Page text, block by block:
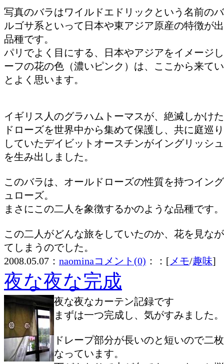
写真のバラはワイルドエドリックという名前の
ルゴサ系といって日本や東アジア原産の特徴が
品種です。
パリでよく目にする、日本やアジアをイメージ
ーフの花の色（濃いピンク）は、ここから来て
とよく思います。
イギリス人のグラハムトーマスが、絶滅しかけ
ドローズを世界中から集めて保護し、共に庭巡
していたデイビットオースチンがイングリッシ
を生み出しました。
このバラは、オールドローズの性質を持つイン
ュローズ。
まさにこの二人を象徴するかのような品種です。
この二人がどんな旅をしていたのか、花を見な
てしまうのでした。
2008.05.07： naominaコメント(0) ：：[メモ/趣味]
夜な夜な完成
夜な夜なカーテン記録です
まずは一つ完成し、気がすみました。
ドレープ部分が長いのと短いので二
なっています。